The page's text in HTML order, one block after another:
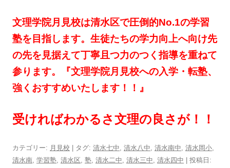
文理学院月見校は清水区で圧倒的No.1の学習
塾を目指します。生徒たちの学力向上へ向け先
の先を見据えて丁寧且つ力のつく指導を重ねて
参ります。『文理学院月見校への入学・転塾、
強くおすすめいたします！！』
受ければわかるさ文理の良さが！！
カテゴリー: 月見校 | タグ: 清水七中, 清水八中, 清水南中, 清水岡小,
清水南, 学習塾, 清水区, 塾, 清水二中, 清水三中, 清水四中 | 投稿日: